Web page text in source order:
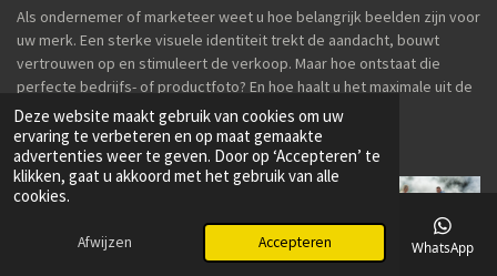
Deze website maakt gebruik van cookies om uw
ervaring te verbeteren en op maat gemaakte
advertenties weer te geven. Door op ‘Accepteren’ te
klikken, gaat u akkoord met het gebruik van alle
cookies.
Afwijzen Accepteren
Als ondernemer of marketeer weet u hoe belangrijk beelden zijn voor
uw merk. Een sterke visuele identiteit trekt de aandacht, bouwt
vertrouwen op en stimuleert de verkoop. Maar hoe ontstaat die
perfecte bedrijfs- of productfoto? En hoe haalt u het maximale uit de
visuele content van uw bedrijf?
Lees meer »
Trouwfotograaf Wevelgem |
Huwelijk Dieter & Lesley:
Goederenstation & Te Dappaert
E-mailadres Telefoonnummer Kaart Facebook WhatsApp